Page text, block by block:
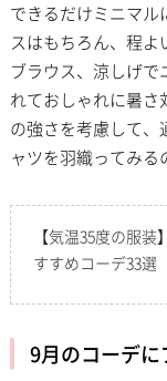
できるだけミニマ
スはもちろん、程
ブラウス、涼しげ
れておしゃれに暑さ
の強さを考慮して
ャツを羽織ってみる
【気温35度の服
すすめコーデ33選
9月のコーデ